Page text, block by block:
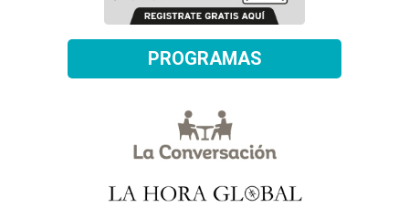
PROGRAMAS